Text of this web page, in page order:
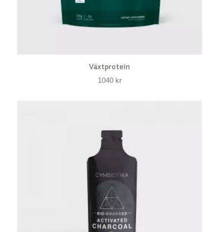
Växtprotein
1040 kr